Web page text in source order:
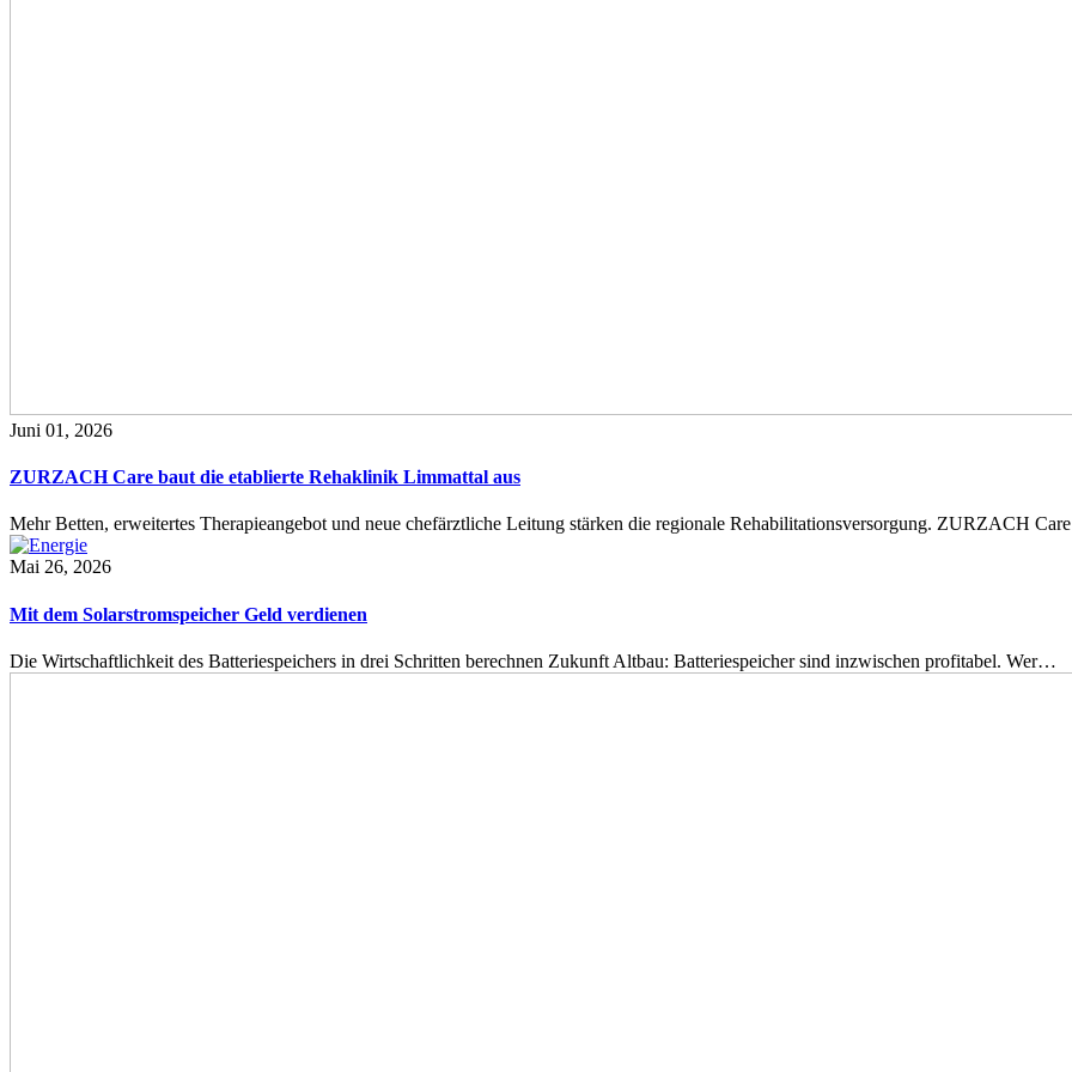
Juni 01, 2026
ZURZACH Care baut die etablierte Rehaklinik Limmattal aus
Mehr Betten, erweitertes Therapieangebot und neue chefärztliche Leitung stärken die regionale Rehabilitationsversorgung. ZURZACH
Mai 26, 2026
Mit dem Solarstromspeicher Geld verdienen
Die Wirtschaftlichkeit des Batteriespeichers in drei Schritten berechnen Zukunft Altbau: Batteriespeicher sind inzwischen profitabel. Wer…